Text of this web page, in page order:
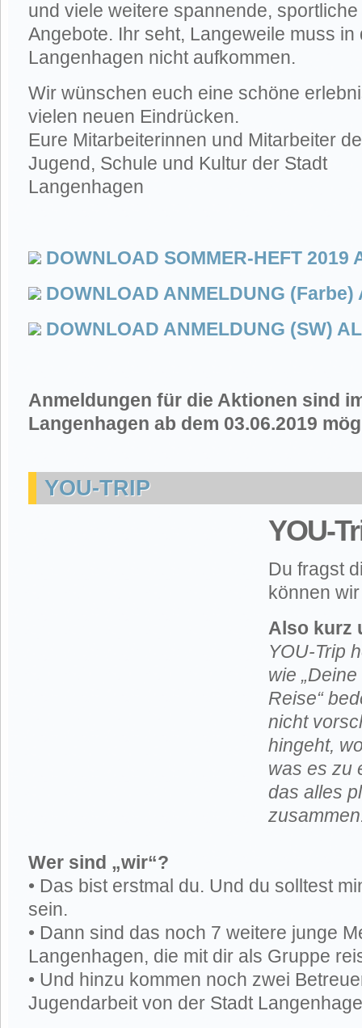
und viele weitere spannende,
Angebote. Ihr seht, Langeweile muss in
Langenhagen nicht aufkommen.
Wir wünschen euch eine schöne
vielen neuen Eindrücken.
Eure Mitarbeiterinnen und Mitarbeiter
Jugend, Schule und Kultur der Stadt
Langenhagen
DOWNLOAD SOMMER-HEFT 2019
DOWNLOAD ANMELDUNG (Farbe)
DOWNLOAD ANMELDUNG (SW)
Anmeldungen für die Aktionen sind
Langenhagen ab dem 03.06.2019
YOU-TRIP
YOU-
Du fragst
können
Also kurz
YOU-Trip
wie
Reise“
nicht
hingeht,
was es zu
das alles
Wer sind „wir“?
• Das bist erstmal du. Und du solltest
sein.
• Dann sind das noch 7 weitere junge
Langenhagen, die mit dir als Gruppe
• Und hinzu kommen noch zwei
Jugendarbeit von der Stadt